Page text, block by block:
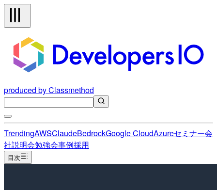
produced by Classmethod
TrendingAWSClaudeBedrockGoogle CloudAzureセミナー会
社説明会勉強会事例採用
目次